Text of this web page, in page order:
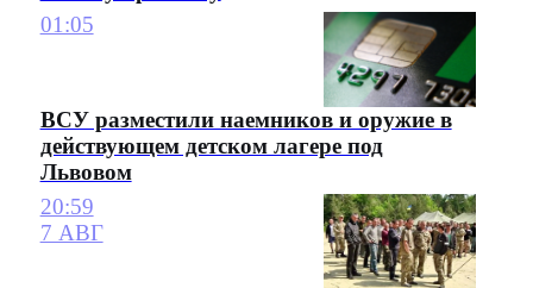
01:05
ВСУ разместили наемников и оружие в
действующем детском лагере под
Львовом
20:59
7 АВГ